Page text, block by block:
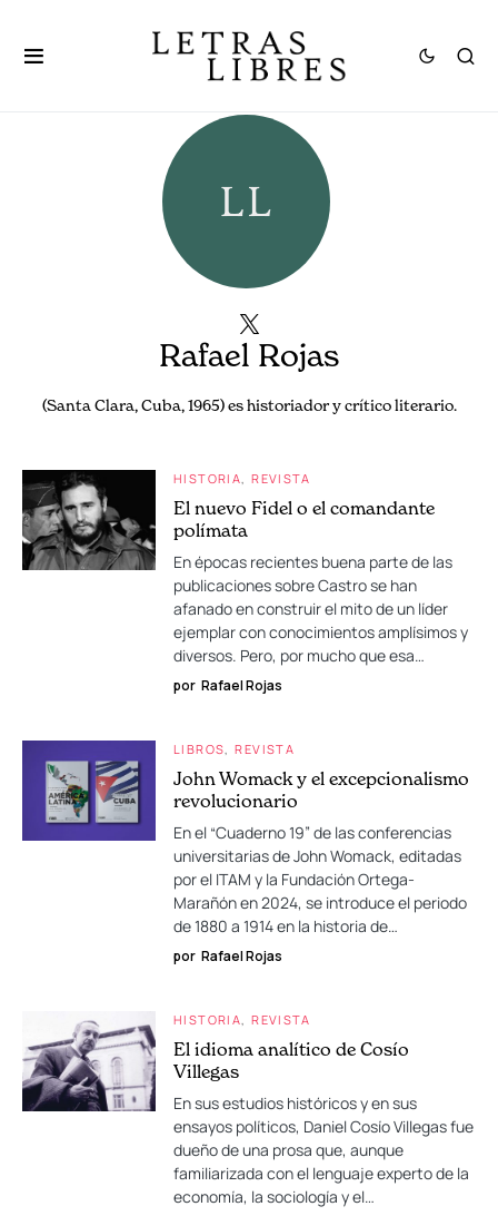
Rafael Rojas
(Santa Clara, Cuba, 1965) es historiador y crítico literario.
HISTORIA REVISTA
El nuevo Fidel o el comandante
polímata
En épocas recientes buena parte de las
publicaciones sobre Castro se han
afanado en construir el mito de un líder
ejemplar con conocimientos amplísimos y
diversos. Pero, por mucho que esa…
por Rafael Rojas
LIBROS REVISTA
John Womack y el excepcionalismo
revolucionario
En el “Cuaderno 19” de las conferencias
universitarias de John Womack, editadas
por el ITAM y la Fundación Ortega-
Marañón en 2024, se introduce el periodo
de 1880 a 1914 en la historia de…
por Rafael Rojas
HISTORIA REVISTA
El idioma analítico de Cosío
Villegas
En sus estudios históricos y en sus
ensayos políticos, Daniel Cosío Villegas fue
dueño de una prosa que, aunque
familiarizada con el lenguaje experto de la
economía, la sociología y el…